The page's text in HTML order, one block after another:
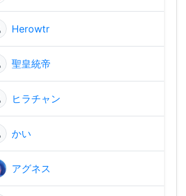
Herowtr
聖皇統帝
ヒラチャン
かい
アグネス